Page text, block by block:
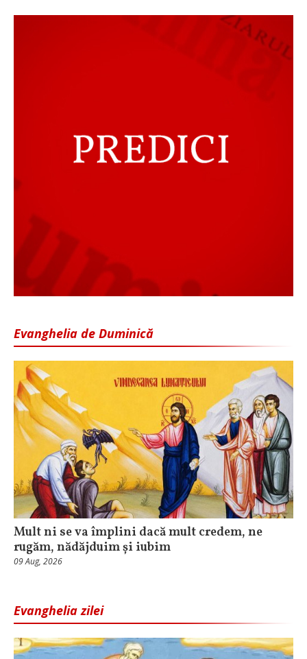
Evanghelia de Duminică
Mult ni se va împlini dacă mult credem, ne
rugăm, nădăjduim și iubim
09 Aug, 2026
Evanghelia zilei